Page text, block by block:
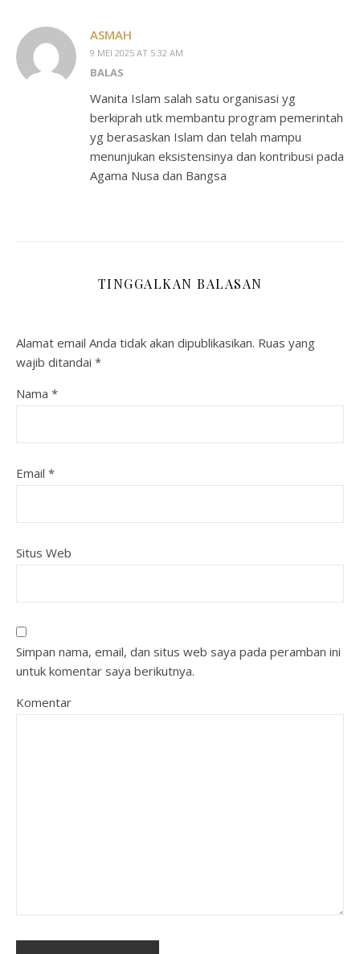
ASMAH
9 MEI 2025 AT 5:32 AM
BALAS
Wanita Islam salah satu organisasi yg
berkiprah utk membantu program pemerintah
yg berasaskan Islam dan telah mampu
menunjukan eksistensinya dan kontribusi pada
Agama Nusa dan Bangsa
TINGGALKAN BALASAN
Alamat email Anda tidak akan dipublikasikan. Ruas yang
wajib ditandai *
Nama *
Email *
Situs Web
Simpan nama, email, dan situs web saya pada peramban ini
untuk komentar saya berikutnya.
Komentar